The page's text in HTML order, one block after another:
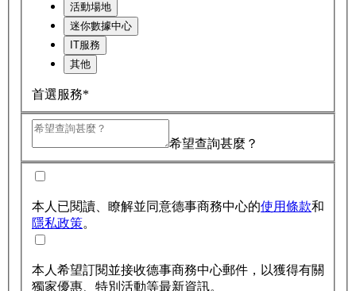
活動場地
迷你數據中心
IT服務
其他
首選服務*
希望查詢甚麼？
本人已閱讀、瞭解並同意德事商務中心的使用條款和
隱私政策。
本人希望訂閱並接收德事商務中心郵件，以獲得有關
獨家優惠、特別活動等最新資訊。